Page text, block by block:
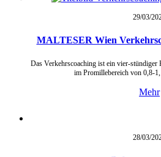
29/03/
MALTESER Wien
Das Verkehrscoaching ist ein vier-
im Promillebereich von 0,8-
Mehr
28/03/